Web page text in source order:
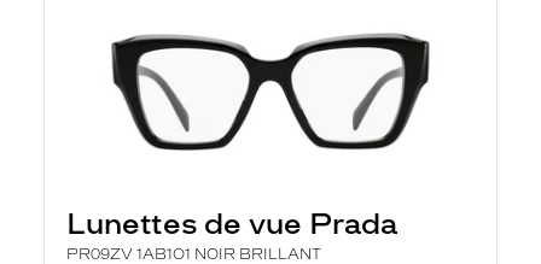
Lunettes de vue Prada
PR09ZV 1AB1O1 NOIR BRILLANT